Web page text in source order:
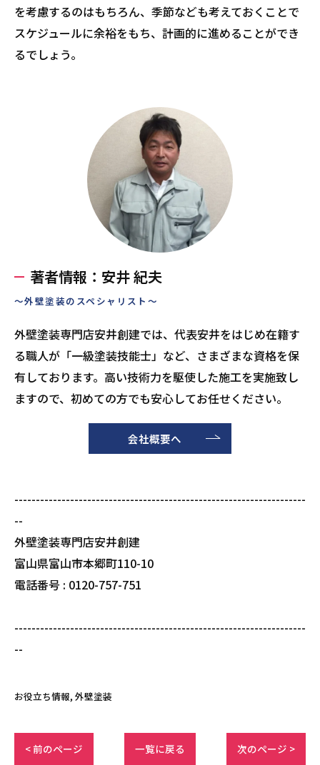
を考慮するのはもちろん、季節なども考えておくことで
スケジュールに余裕をもち、計画的に進めることができ
るでしょう。
著者情報：安井 紀夫
～外壁塗装のスペシャリスト～
外壁塗装専門店安井創建では、代表安井をはじめ在籍す
る職人が「一級塗装技能士」など、さまざまな資格を保
有しております。高い技術力を駆使した施工を実施致し
ますので、初めての方でも安心してお任せください。
会社概要へ
--------------------------------------------------------------------
--
外壁塗装専門店安井創建
富山県富山市本郷町110-10
電話番号 : 0120-757-751
--------------------------------------------------------------------
--
お役立ち情報 外壁塗装
< 前のページ 一覧に戻る 次のページ >